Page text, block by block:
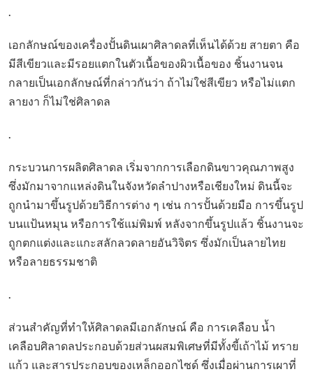
.
เอกลักษณ์ของเครื่องปั้นดินเผาศิลาดลที่เห็นได้ด้วย สายตา คือ
มีสีเขียวและมีรอยแตกในตัวเนื้อของผิวเนื้อของ ชิ้นงานจน
กลายเป็นเอกลักษณ์ที่กล่าวกันว่า ถ้าไม่ใช่สีเขียว หรือไม่แตก
ลายงา ก็ไม่ใช่ศิลาดล
.
กระบวนการผลิตศิลาดล เริ่มจากการเลือกดินขาวคุณภาพสูง
ซึ่งมักมาจากแหล่งดินในจังหวัดลำปางหรือเชียงใหม่ ดินนี้จะ
ถูกนำมาขึ้นรูปด้วยวิธีการต่าง ๆ เช่น การปั้นด้วยมือ การขึ้นรูป
บนแป้นหมุน หรือการใช้แม่พิมพ์ หลังจากขึ้นรูปแล้ว ชิ้นงานจะ
ถูกตกแต่งและแกะสลักลวดลายอันวิจิตร ซึ่งมักเป็นลายไทย
หรือลายธรรมชาติ
.
ส่วนสำคัญที่ทำให้ศิลาดลมีเอกลักษณ์ คือ การเคลือบ น้ำ
เคลือบศิลาดลประกอบด้วยส่วนผสมพิเศษที่มีทั้งขี้เถ้าไม้ ทราย
แก้ว และสารประกอบของเหล็กออกไซด์ ซึ่งเมื่อผ่านการเผาที่